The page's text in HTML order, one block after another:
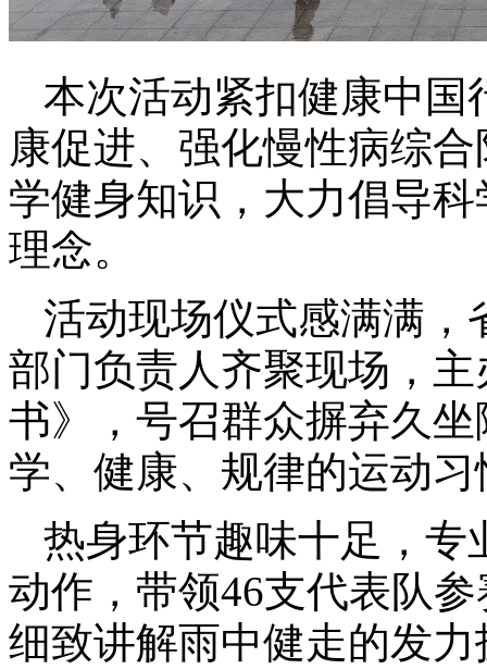
本次活动紧扣健康中国
康促进、强化慢性病综
学健身知识，大力倡导
理念。
活动现场仪式感满满，
部门负责人齐聚现场，
书》，号召群众摒弃久
学、健康、规律的运动习
热身环节趣味十足，专
动作，带领46支代表队
细致讲解雨中健走的发